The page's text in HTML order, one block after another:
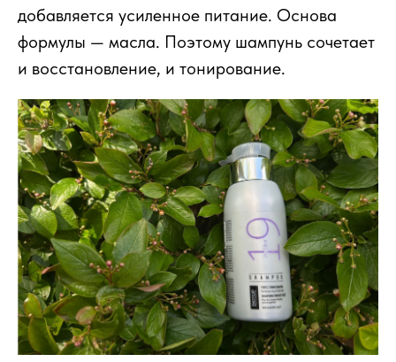
добавляется усиленное питание. Основа
формулы — масла. Поэтому шампунь сочетает
и восстановление, и тонирование.